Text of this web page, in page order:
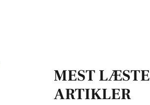
MEST LÆSTE
ARTIKLER